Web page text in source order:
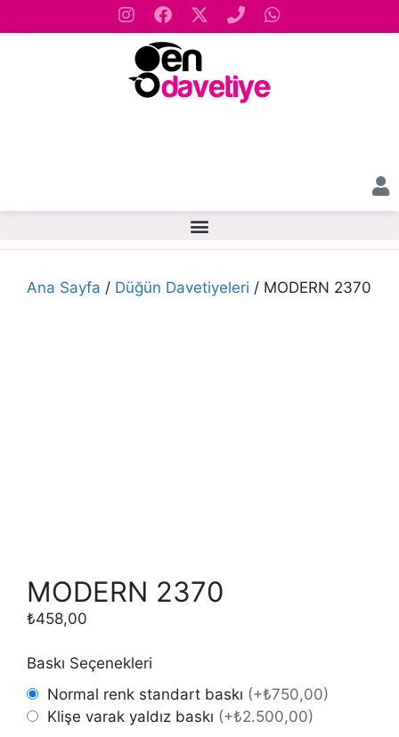
Ana Sayfa / Düğün Davetiyeleri / MODERN 2370
MODERN 2370
₺458,00
Baskı Seçenekleri
Normal renk standart baskı (+₺750,00)
Klişe varak yaldız baskı (+₺2.500,00)